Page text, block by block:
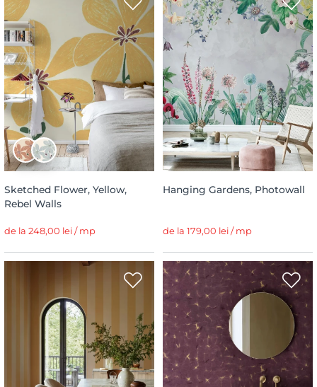
Sketched Flower, Yellow,
Rebel Walls
de la 248,00 lei / mp
Hanging Gardens, Photowall
de la 179,00 lei / mp